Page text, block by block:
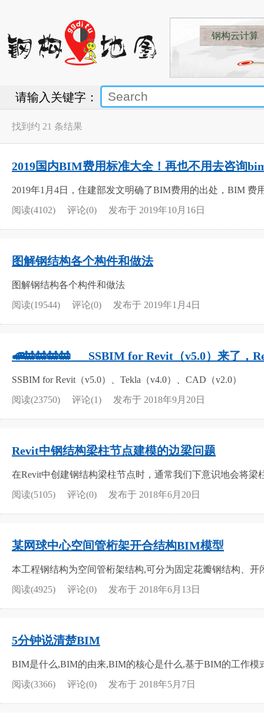
钢构云计算
请输入关键字：
找到约 21 条结果
2019国内BIM费用标准大全！再也不用去咨询
2019年1月4日，住建部发文明确了BIM费用的出处，BIM
阅读(4102)
评论(0) 发布于 2019年10月16日
图解钢结构各个构件和做法
图解钢结构各个构件和做法
阅读(19544)
评论(0) 发布于 2019年1月4日
🚅🚋🚋🚋🚋___SSBIM for Revit（v5.0）来了，
SSBIM for Revit（v5.0）、Tekla（v4.0）、CAD（v2.0）
阅读(23750)
评论(1) 发布于 2018年9月20日
Revit中钢结构梁柱节点建模的边梁问题
在Revit中创建钢结构梁柱节点时，通常我们下意识地会将
阅读(5105)
评论(0) 发布于 2018年6月20日
某网球中心空间管桁架开合结构BIM模型
本工程钢结构为空间管桁架结构,可分为固定花瓣钢结构、
阅读(4925)
评论(0) 发布于 2018年6月13日
5分钟说清楚BIM
BIM是什么,BIM的由来,BIM的核心是什么,基于BIM的工作模
阅读(3366)
评论(0) 发布于 2018年5月7日